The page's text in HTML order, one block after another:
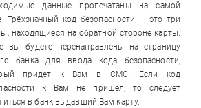
данные пропечатаны на самой
Трёхзначный код безопасности — это три
находящиеся на обратной стороне карты.
вы будете перенаправлены на страницу
банка для ввода кода безопасности,
придет к Вам в СМС. Если код
к Вам не пришел, то следует
в банк выдавший Вам карту.